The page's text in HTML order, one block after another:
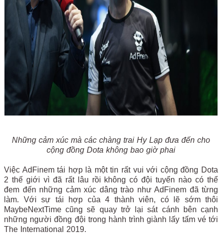
Những cảm xúc mà các chàng trai Hy Lạp đưa đến cho
cộng đồng Dota không bao giờ phai
Việc AdFinem tái hợp là một tin rất vui với cộng đồng Dota
2 thế giới vì đã rất lâu rồi không có đội tuyển nào có thể
đem đến những cảm xúc dâng trào như AdFinem đã từng
làm. Với sự tái hợp của 4 thành viên, có lẽ sớm thôi
MaybeNextTime cũng sẽ quay trở lại sát cánh bên cạnh
những người đồng đội trong hành trình giành lấy tấm vé tới
The International 2019.